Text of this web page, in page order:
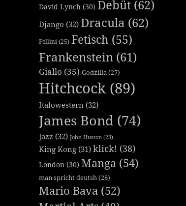
David Lynch (30) Debüt (62)
Django (32) Dracula (62)
Fellini (25) Fetisch (55)
Frankenstein (61)
Giallo (35) Godzilla(27)
Hitchcock (89)
Italowestern (32)
James Bond (74)
Jazz (32) John Huston (23)
King Kong (31) klick! (38)
London (30) Manga (54)
man spricht deutsh(28)
Mario Bava (52)